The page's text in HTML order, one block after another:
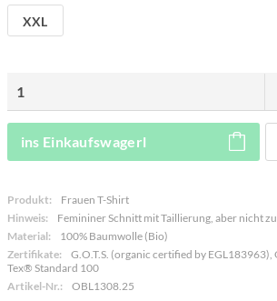
XXL
ins Einkaufswagerl
Produkt:
Frauen T-Shirt
Hinweis:
Femininer Schnitt mit Taillierung, aber nicht zu
Material:
100% Baumwolle (Bio)
Zertifikate:
G.O.T.S. (organic certified by EGL183963),
Tex® Standard 100
Artikel-Nr.:
OBL1308.25